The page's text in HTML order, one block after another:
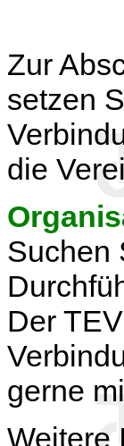
Zur
setzen
die
Suchen
Der
gerne
Weitere